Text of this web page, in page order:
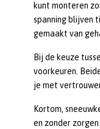
kunt monteren
spanning blijven
gemaakt van
Bij de keuze
voorkeuren.
je met
Kortom,
en zonder